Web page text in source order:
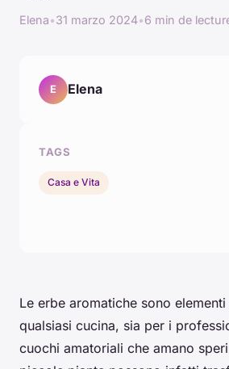
Elena•31 marzo 2024•6 min de
Le erbe aromatiche sono
qualsiasi cucina, sia per i
cuochi amatoriali che amano
E Elena
TAGS
Casa e Vita